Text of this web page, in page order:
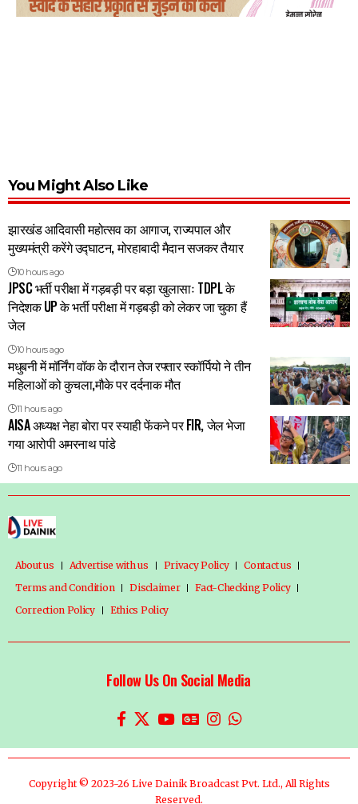
You Might Also Like
झारखंड आदिवासी महोत्सव का आगाज, राज्यपाल और
मुख्यमंत्री करेंगे उद्घाटन, मोरहाबादी मैदान सजकर तैयार
10 hours ago
JPSC भर्ती परीक्षा में गड़बड़ी पर बड़ा खुलासाः TDPL के
निदेशक UP के भर्ती परीक्षा में गड़बड़ी को लेकर जा चुका हैं
जेल
10 hours ago
मधुबनी में मॉर्निंग वॉक के दौरान तेज रफ्तार स्कॉर्पियो ने तीन
महिलाओं को कुचला,मौके पर दर्दनाक मौत
11 hours ago
AISA अध्यक्ष नेहा बोरा पर स्याही फेंकने पर FIR, जेल भेजा
गया आरोपी अमरनाथ पांडे
11 hours ago
About us Advertise with us Privacy Policy
Contact us
Terms and Condition
Disclaimer
Fact-Checking Policy
Correction Policy
Ethics Policy
Follow Us On Social Media
Copyright © 2023-26 Live Dainik Broadcast Pvt. Ltd., All Rights
Reserved.